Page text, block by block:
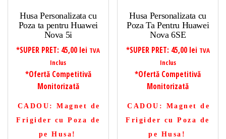
Husa Personalizata cu
Poza ta pentru Huawei
Nova 5i
*SUPER PRET: 45,00 lei TVA
Inclus
*Ofertă Competitivă
Monitorizată
CADOU : Magnet de
Frigider cu Poza de
pe Husa!
Husa Personalizata cu
Poza Ta Pentru Huawei
Nova 6SE
*SUPER PRET: 45,00 lei TVA
Inclus
*Ofertă Competitivă
Monitorizată
CADOU : Magnet de
Frigider cu Poza de
pe Husa!